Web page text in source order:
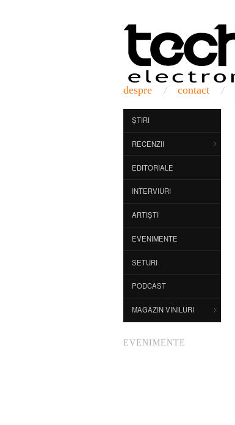
despre contact
ȘTIRI
RECENZII
EDITORIALE
INTERVIURI
ARTIȘTI
EVENIMENTE
SETURI
PODCAST
MAGAZIN VINILURI
EVENIMENTE